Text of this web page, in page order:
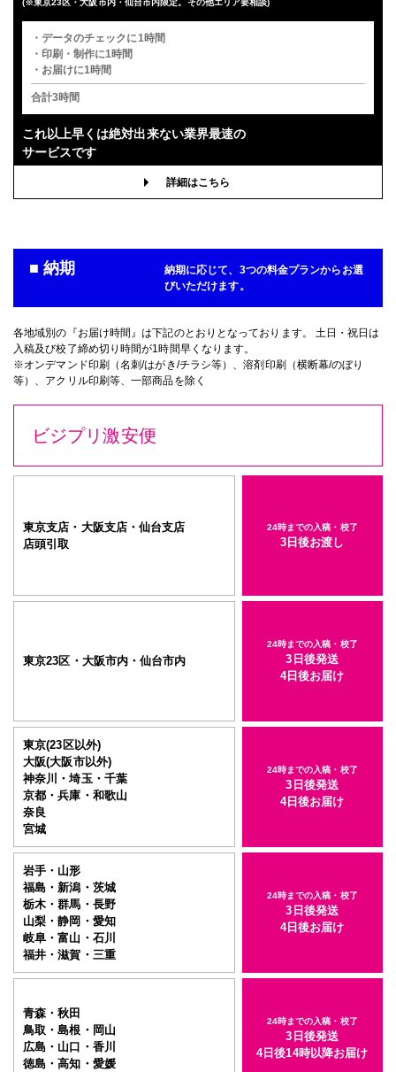
・データのチェックに1時間
・印刷・制作に1時間
・お届けに1時間
合計3時間
これ以上早くは絶対出来ない業界最速の
サービスです
詳細はこちら
■ 納期
納期に応じて、3つの料金プランからお選
びいただけます。
各地域別の『お届け時間』は下記のとおりとなっております。 土日・祝日は
入稿及び校了締め切り時間が1時間早くなります。
※オンデマンド印刷（名刺/はがき/チラシ等）、溶剤印刷（横断幕/のぼり
等）、アクリル印刷等、一部商品を除く
ビジプリ激安便
東京支店・大阪支店・仙台支店
店頭引取
24時までの入稿・校了
3日後お渡し
東京23区・大阪市内・仙台市内
24時までの入稿・校了
3日後発送
4日後お届け
東京(23区以外)
大阪(大阪市以外)
神奈川・埼玉・千葉
京都・兵庫・和歌山
奈良
宮城
24時までの入稿・校了
3日後発送
4日後お届け
岩手・山形
福島・新潟・茨城
栃木・群馬・長野
山梨・静岡・愛知
岐阜・富山・石川
福井・滋賀・三重
24時までの入稿・校了
3日後発送
4日後お届け
青森・秋田
鳥取・島根・岡山
広島・山口・香川
徳島・高知・愛媛
24時までの入稿・校了
3日後発送
4日後14時以降お届け